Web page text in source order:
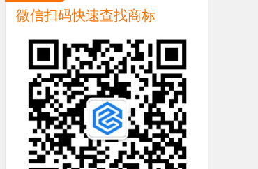
微信扫码快速查找商标